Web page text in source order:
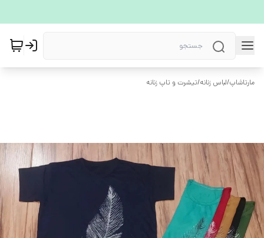
مارتاشاپ/لباس زنانه/تیشرت و تاپ زنانه